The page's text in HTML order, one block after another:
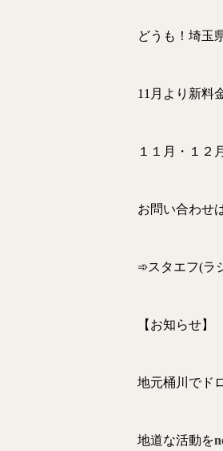
どうも！埼玉
11月より新料
１１月・１２
お問い合わせ
➾スタエフ(ラ
【お知らせ】
地元桶川でド
地道な活動を